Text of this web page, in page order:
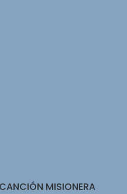
MISIONERA